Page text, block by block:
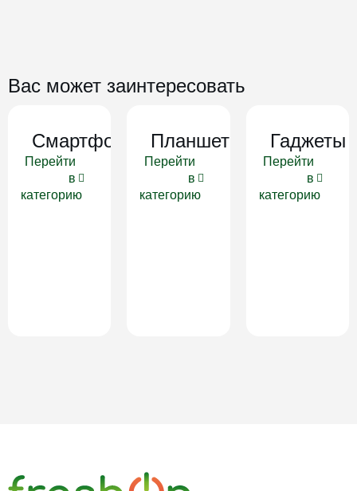
Вас может заинтересовать
Смартфоны
Перейти
в
категорию
Планшеты
Перейти
в
категорию
Гаджеты
Перейти
в
категорию